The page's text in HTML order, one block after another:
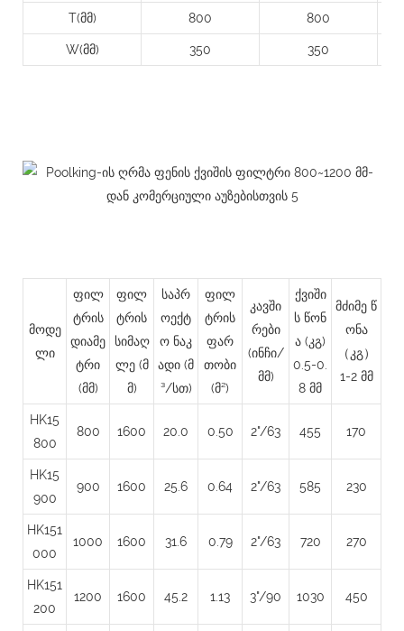
T(მმ) 800 800
W(მმ) 350 350
მოდე
ლი
ფილ
ტრის
დიამე
ტრი
(მმ)
ფილ
ტრის
სიმაღ
ლე (მ
მ)
საპრ
ოექტ
ო ნაკ
ადი (მ
³/სთ)
ფილ
ტრის
ფარ
თობი
(მ²)
კავში
რები
(ინჩი/
მმ)
ქვიში
ს წონ
ა (კგ)
0.5-0.
8 მმ
მძიმე წ
ონა
（კგ）
1-2 მმ
HK15
800
800 1600 20.0 0.50 2"/63 455 170
HK15
900
900 1600 25.6 0.64 2"/63 585 230
HK151
000
1000 1600 31.6 0.79 2"/63 720 270
HK151
200
1200 1600 45.2 1.13 3"/90 1030 450